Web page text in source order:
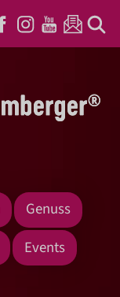
Genuss
Events